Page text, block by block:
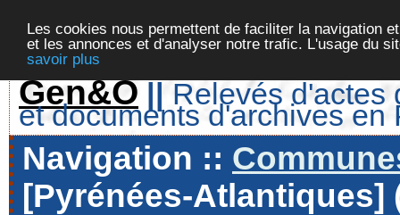
Les cookies nous permettent de faciliter la navigation
et les annonces et d'analyser notre trafic. L'usage du
savoir plus
Gen&O || Relevés d'actes
et documents d'archives en
Navigation ::
[Pyrénées-Atlantiques]